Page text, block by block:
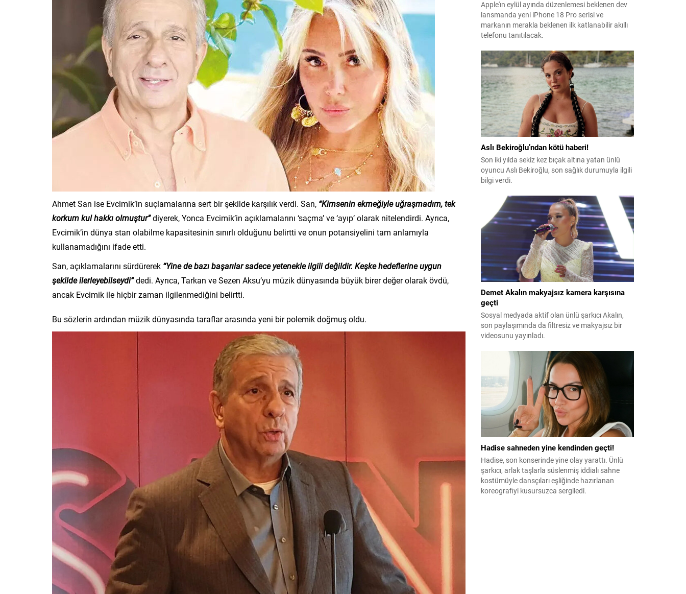
Ahmet San ise Evcimik’in suçlamalarına sert bir şekilde karşılık verdi. San, “Kimsenin ekmeğiyle uğraşmadım, tek
korkum kul hakkı olmuştur”diyerek, Yonca Evcimik’in açıklamalarını ‘saçma’ ve ‘ayıp’ olarak nitelendirdi. Ayrıca,
Evcimik’in dünya starı olabilme kapasitesinin sınırlı olduğunu belirtti ve onun potansiyelini tam anlamıyla
kullanamadığını ifade etti.
San, açıklamalarını sürdürerek “Yine de bazı başarılar sadece yetenekle ilgili değildir. Keşke hedeflerine uygun
şekilde ilerleyebilseydi”dedi. Ayrıca, Tarkan ve Sezen Aksu’yu müzik dünyasında büyük birer değer olarak övdü,
ancak Evcimik ile hiçbir zaman ilgilenmediğini belirtti.
Bu sözlerin ardından müzik dünyasında taraflar arasında yeni bir polemik doğmuş oldu.
Apple'ın eylül ayında düzenlemesi beklenen dev
lansmanda yeni iPhone 18 Pro serisi ve
markanın merakla beklenen ilk katlanabilir akıllı
telefonu tanıtılacak.
Aslı Bekiroğlu’ndan kötü haberi!
Son iki yılda sekiz kez bıçak altına yatan ünlü
oyuncu Aslı Bekiroğlu, son sağlık durumuyla ilgili
bilgi verdi.
Demet Akalın makyajsız kamera karşısına
geçti
Sosyal medyada aktif olan ünlü şarkıcı Akalın,
son paylaşımında da filtresiz ve makyajsız bir
videosunu yayınladı.
Hadise sahneden yine kendinden geçti!
Hadise, son konserinde yine olay yarattı. Ünlü
şarkıcı, arlak taşlarla süslenmiş iddialı sahne
kostümüyle dansçıları eşliğinde hazırlanan
koreografiyi kusursuzca sergiledi.